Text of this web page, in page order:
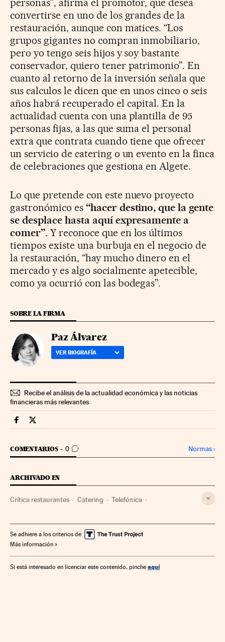
personas”, afirma el promotor, que desea
convertirse en uno de los grandes de la
restauración, aunque con matices. “Los
grupos gigantes no compran inmobiliario,
pero yo tengo seis hijos y soy bastante
conservador, quiero tener patrimonio”. En
cuanto al retorno de la inversión señala que
sus calculos le dicen que en unos cinco o seis
años habrá recuperado el capital. En la
actualidad cuenta con una plantilla de 95
personas fijas, a las que suma el personal
extra que contrata cuando tiene que ofrecer
un servicio de catering o un evento en la finca
de celebraciones que gestiona en Algete.
Lo que pretende con este nuevo proyecto
gastronómico es “hacer destino, que la gente
se desplace hasta aquí expresamente a
comer”. Y reconoce que en los últimos
tiempos existe una burbuja en el negocio de
la restauración, “hay mucho dinero en el
mercado y es algo socialmente apetecible,
como ya ocurrió con las bodegas”.
SOBRE LA FIRMA
Paz Álvarez
VER BIOGRAFÍA
Recibe el análisis de la actualidad económica y las noticias
financieras más relevantes
Fortunas Cinco Días en Facebook
Fortunas Cinco Días en Twitter
COMENTARIOS 0
IR A LOS COMENTARIOS Normas›
ARCHIVADO EN
Crítica restaurantes Catering Telefónica
Empresas Economía
Se adhiere a los criterios de
Más información
Si está interesado en licenciar este contenido, pinche aquí